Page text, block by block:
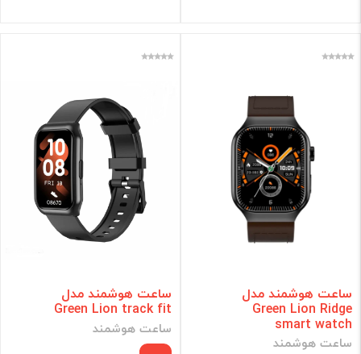
ساعت هوشمند مدل
Green Lion Ridge
smart watch
ساعت هوشمند
ساعت هوشمند مدل
Green Lion track fit
ساعت هوشمند